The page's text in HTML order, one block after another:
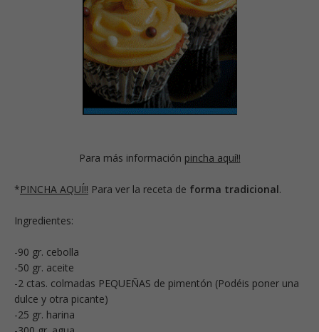
Para más información pincha aquí!!
*PINCHA AQUÍ!! Para ver la receta de forma tradicional.
Ingredientes:
-90 gr. cebolla
-50 gr. aceite
-2 ctas. colmadas PEQUEÑAS de pimentón (Podéis poner una
dulce y otra picante)
-25 gr. harina